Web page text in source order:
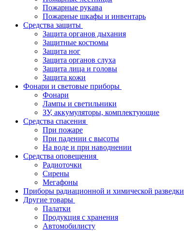
Пожарные рукава
Пожарные шкафы и инвентарь
Средства защиты
Защита органов дыхания
Защитные костюмы
Защита ног
Защита органов слуха
Защита лица и головы
Защита кожи
Фонари и световые приборы
Фонари
Лампы и светильники
ЗУ, аккумуляторы, комплектующие
Средства спасения
При пожаре
При падении с высоты
На воде и при наводнении
Средства оповещения
Радиоточки
Сирены
Мегафоны
Приборы радиационной и химической разведки
Другие товары
Палатки
Продукция с хранения
Автомобилисту